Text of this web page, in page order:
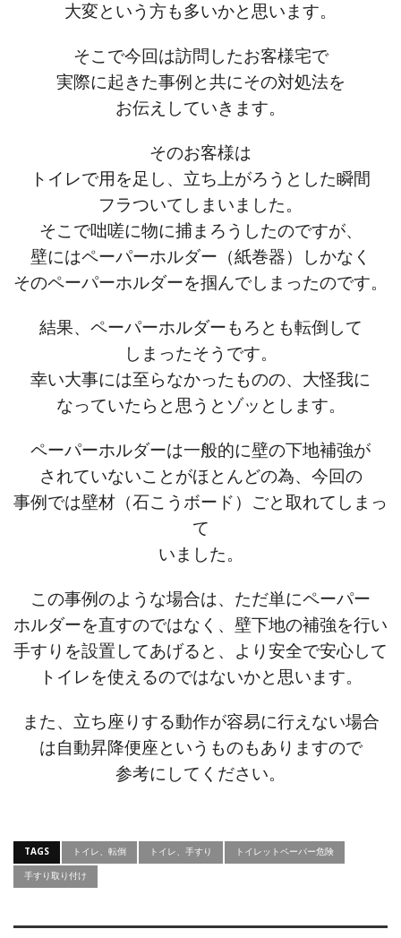
大変という方も多いかと思います。
そこで今回は訪問したお客様宅で
実際に起きた事例と共にその対処法を
お伝えしていきます。
そのお客様は
トイレで用を足し、立ち上がろうとした瞬間
フラついてしまいました。
そこで咄嗟に物に捕まろうしたのですが、
壁にはペーパーホルダー（紙巻器）しかなく
そのペーパーホルダーを掴んでしまったのです。
結果、ペーパーホルダーもろとも転倒して
しまったそうです。
幸い大事には至らなかったものの、大怪我に
なっていたらと思うとゾッとします。
ペーパーホルダーは一般的に壁の下地補強が
されていないことがほとんどの為、今回の
事例では壁材（石こうボード）ごと取れてしまっ
て
いました。
この事例のような場合は、ただ単にペーパー
ホルダーを直すのではなく、壁下地の補強を行い
手すりを設置してあげると、より安全で安心して
トイレを使えるのではないかと思います。
また、立ち座りする動作が容易に行えない場合
は自動昇降便座というものもありますので
参考にしてください。
TAGS トイレ、転倒 トイレ、手すり
トイレットペーパー危険
手すり取り付け